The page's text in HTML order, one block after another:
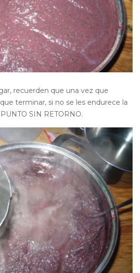
recuerden que una vez que
terminar, si no se les endurece la
SIN RETORNO.